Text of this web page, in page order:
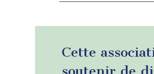
Cette
soutenir de